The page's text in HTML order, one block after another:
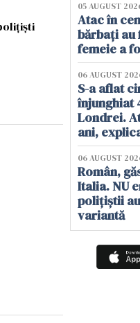
05 AUGUST
Atac în
bărbați
femeie a
06 AUGUST
S-a aflat
înjunghiat
Londrei.
ani,
06 AUGUST
Român,
Italia. NU
polițiștii
variantă